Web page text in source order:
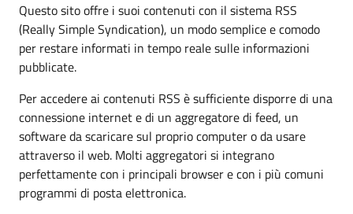
Questo sito offre i suoi contenuti con il sistema RSS
(Really Simple Syndication), un modo semplice e comodo
per restare informati in tempo reale sulle informazioni
pubblicate.
Per accedere ai contenuti RSS è sufficiente disporre di una
connessione internet e di un aggregatore di feed, un
software da scaricare sul proprio computer o da usare
attraverso il web. Molti aggregatori si integrano
perfettamente con i principali browser e con i più comuni
programmi di posta elettronica.